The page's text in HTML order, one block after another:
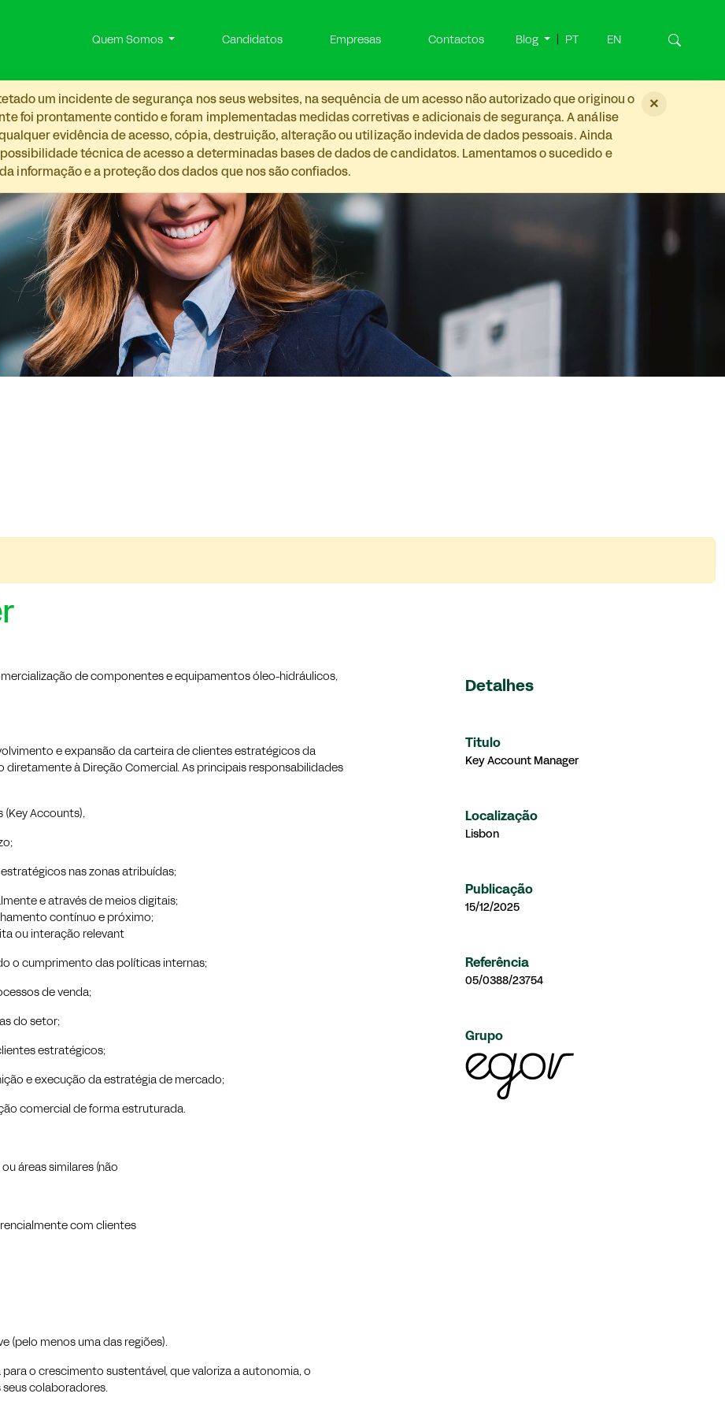
Quem Somos Candidatos Empresas Contactos Blog PT EN
um incidente de segurança nos seus websites, na sequência de um acesso não autorizado que originou o
foi prontamente contido e foram implementadas medidas corretivas e adicionais de segurança. A análise
evidência de acesso, cópia, destruição, alteração ou utilização indevida de dados pessoais. Ainda
técnica de acesso a determinadas bases de dados de candidatos. Lamentamos o sucedido e
informação e a proteção dos dados que nos são confiados.
×
de componentes e equipamentos óleo-hidráulicos,
e expansão da carteira de clientes estratégicos da
diretamente à Direção Comercial. As principais responsabilidades
(Key Accounts),
nas zonas atribuídas;
e através de meios digitais;
contínuo e próximo;
ou interação relevant
o cumprimento das políticas internas;
de venda;
do setor;
estratégicos;
e execução da estratégia de mercado;
comercial de forma estruturada.
áreas similares (não
com clientes
(pelo menos uma das regiões).
o crescimento sustentável, que valoriza a autonomia, o
colaboradores.
Detalhes
Titulo
Key Account Manager
Localização
Lisbon
Publicação
15/12/2025
Referência
05/0388/23754
Grupo